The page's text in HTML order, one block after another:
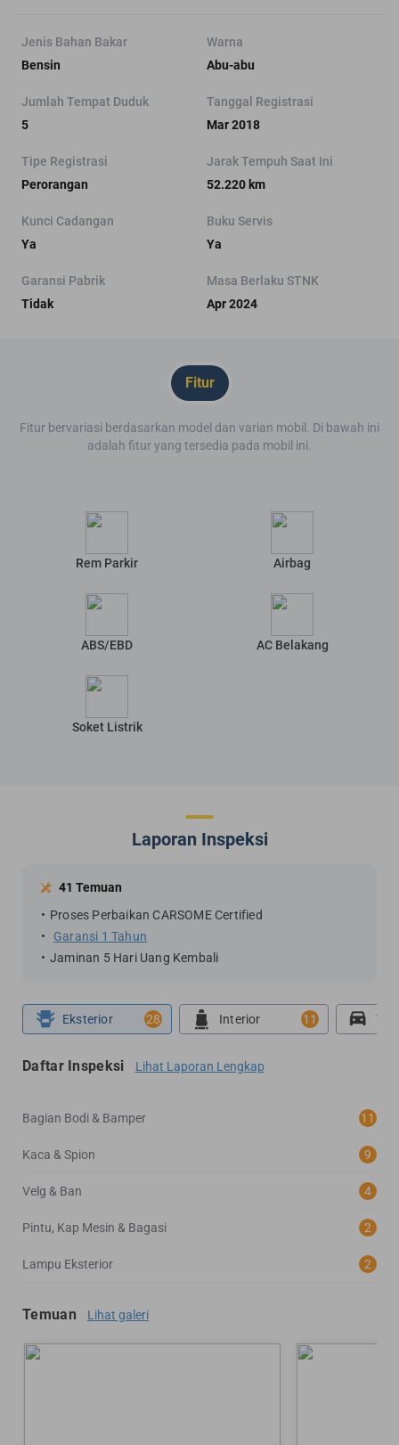
Jenis Bahan Bakar
Bensin
Warna
Abu-abu
Jumlah Tempat Duduk
5
Tanggal Registrasi
Mar 2018
Tipe Registrasi
Perorangan
Jarak Tempuh Saat Ini
52.220 km
Kunci Cadangan
Ya
Buku Servis
Ya
Garansi Pabrik
Tidak
Masa Berlaku STNK
Apr 2024
Fitur
Fitur bervariasi berdasarkan model dan varian mobil. Di bawah ini
adalah fitur yang tersedia pada mobil ini.
Rem Parkir Airbag
ABS/EBD AC Belakang
Soket Listrik
Laporan Inspeksi
41 Temuan
Proses Perbaikan CARSOME Certified
Garansi 1 Tahun
Jaminan 5 Hari Uang Kembali
Eksterior 28 Interior 11
Daftar Inspeksi Lihat Laporan Lengkap
Bagian Bodi & Bamper 11
Kaca & Spion 9
Velg & Ban 4
Pintu, Kap Mesin & Bagasi 2
Lampu Eksterior 2
Temuan Lihat galeri